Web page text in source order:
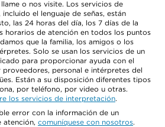
o nos visite. Los servicios de
el lenguaje de señas, están
las 24 horas del día, los 7 días de la
horarios de atención en todos los puntos
que la familia, los amigos o los
Solo se usan los servicios de un
para proporcionar ayuda con el
personal e intérpretes del
Están a su disposición diferentes tipos
por teléfono, por video u otras.
los servicios de interpretación.
error con la información de un
atención, comuníquese con nosotros.